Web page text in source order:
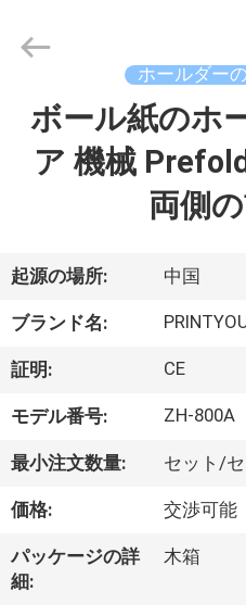
家
ダ
ク
ト
ビ
オ
2015
International
Industry
ホールダー
ボール紙のホ
ア 機械
両側
起源の場所: 中国
ブランド名:
証明: CE
モデル番号: ZH-800A
最小注文数量: セット/
価格: 交渉可能
パッケージの詳
細:
木箱